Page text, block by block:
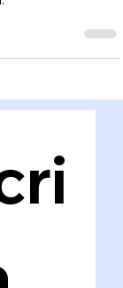
photo
idées créatives